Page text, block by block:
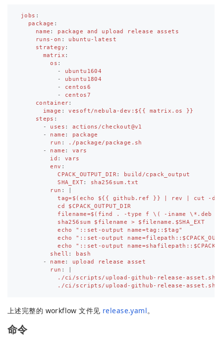
jobs :
package :
name :
package and upload release assets
runs-on :
ubuntu-latest
strategy :
matrix :
os :
-
ubuntu1604
-
ubuntu1804
-
centos6
-
centos7
container:
image :
vesoft/nebula-dev:${{ matrix.os }}
steps :
-
uses :
actions/checkout@v1
-
name :
package
run :
./package/package.sh
-
name :
vars
id :
vars
env :
CPACK_OUTPUT_DIR:
build/cpack_output
SHA_EXT:
sha256sum.txt
run :
tag=$(echo ${{ github.ref }} | rev | cut -
cd $CPACK_OUTPUT_DIR
filename=$(find . -type f \( -iname \*.deb -
sha256sum $filename > $filename.$SHA_EXT
echo "::set-output name=tag::$tag"
echo "::set-output
echo "::set-output
shell :
bash
-
name :
upload release asset
run :
./ci/scripts/upload-github-release-asset.sh
./ci/scripts/upload-github-release-asset.sh
上述完整的 workflow 文件见 release.yaml。
命令